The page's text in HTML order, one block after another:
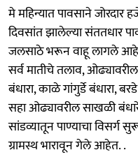
मे महिन्यात पावसाने जोरदार
दिवसांत झालेल्या संततधार
जलसाठे भरून वाहू लागले
सर्व मातीचे तलाव,
बंधारा, काळे गांगुर्डे बंधारा,
सहा ओढ्यावरील साखळी
सांडव्यातून पाण्याचा विसर्ग
ग्रामस्थ भारावून गेले आहेत. .